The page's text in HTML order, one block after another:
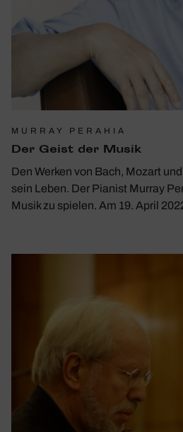
MURRAY PERAHIA
Der Geist der Musik
Den Werken von Bach, Mozart
sein Leben. Der Pianist Murray
Musik zu spielen. Am 19. April